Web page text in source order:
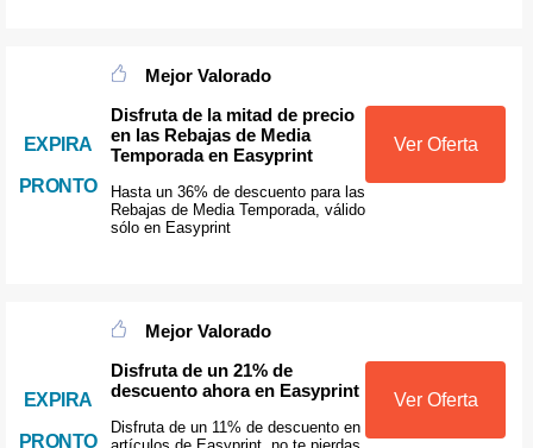
EXPIRA
PRONTO
Mejor Valorado
Disfruta de la mitad de precio
en las Rebajas de Media
Temporada en Easyprint
Hasta un 36% de descuento para las
Rebajas de Media Temporada, válido
sólo en Easyprint
Ver Oferta
EXPIRA
PRONTO
Mejor Valorado
Disfruta de un 21% de
descuento ahora en Easyprint
Disfruta de un 11% de descuento en
Ver Oferta